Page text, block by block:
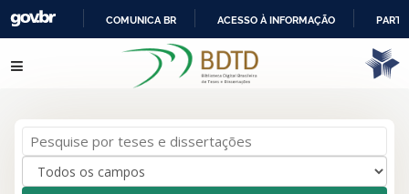
IR
PARA
COMUNICA BR ACESSO À INFORMAÇÃO
Pular para o conteúdo